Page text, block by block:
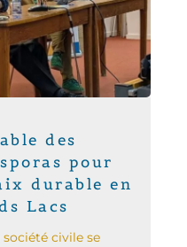
des
pour
durable en
Lacs
société civile se